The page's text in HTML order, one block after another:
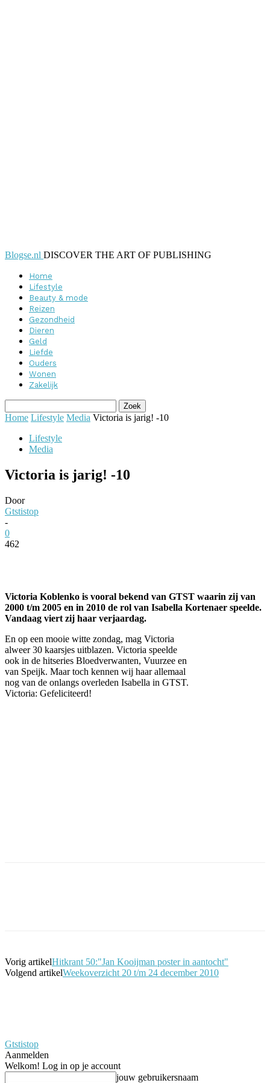
Blogse.nl DISCOVER THE ART OF PUBLISHING
Home
Lifestyle
Beauty & mode
Reizen
Gezondheid
Dieren
Geld
Liefde
Ouders
Wonen
Zakelijk
Home Lifestyle Media Victoria is jarig! -10
Lifestyle
Media
Victoria is jarig! -10
Door
Gtstistop
-
0
462
Victoria Koblenko is vooral bekend van GTST waarin zij van
2000 t/m 2005 en in 2010 de rol van Isabella Kortenaer speelde.
Vandaag viert zij haar verjaardag.
En op een mooie witte zondag, mag Victoria
alweer 30 kaarsjes uitblazen. Victoria speelde
ook in de hitseries Bloedverwanten, Vuurzee en
van Speijk. Maar toch kennen wij haar allemaal
nog van de onlangs overleden Isabella in GTST.
Victoria: Gefeliciteerd!
Vorig artikelHitkrant 50:"Jan Kooijman poster in aantocht"
Volgend artikelWeekoverzicht 20 t/m 24 december 2010
Gtstistop
Aanmelden
Welkom! Log in op je account
jouw gebruikersnaam